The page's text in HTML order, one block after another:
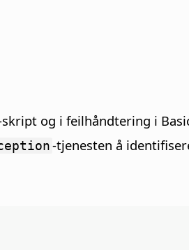
og i feilhåndtering i
-tjenesten å